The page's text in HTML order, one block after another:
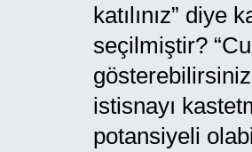
katılınız”
seçilmiştir?
istisnayı
potansiyeli